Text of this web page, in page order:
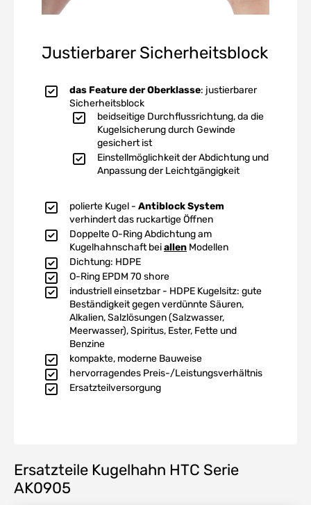
Justierbarer Sicherheitsblock
das Feature der Oberklasse: justierbarer
Sicherheitsblock
beidseitige Durchflussrichtung, da die
Kugelsicherung durch Gewinde
gesichert ist
Einstellmöglichkeit der Abdichtung und
Anpassung der Leichtgängigkeit
polierte Kugel - Antiblock System
verhindert das ruckartige Öffnen
Doppelte O-Ring Abdichtung am
Kugelhahnschaft beiallen Modellen
Dichtung: HDPE
O-Ring EPDM 70 shore
industriell einsetzbar - HDPE Kugelsitz: gute
Beständigkeit gegen verdünnte Säuren,
Alkalien, Salzlösungen (Salzwasser,
Meerwasser), Spiritus, Ester, Fette und
Benzine
kompakte, moderne Bauweise
hervorragendes Preis-/Leistungsverhältnis
Ersatzteilversorgung
Ersatzteile Kugelhahn HTC Serie
AK0905